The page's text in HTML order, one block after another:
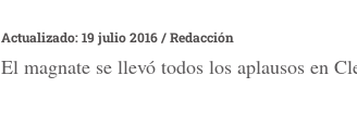
Actualizado: 19 julio 2016/Redacción
El magnate se llevó todos los aplausos en